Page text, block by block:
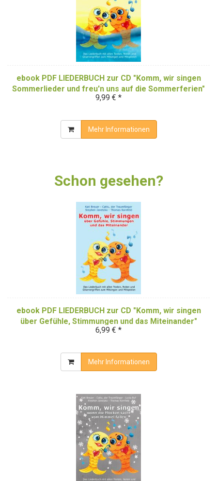
ebook PDF LIEDERBUCH zur CD "Komm, wir singen
Sommerlieder und freu'n uns auf die Sommerferien"
(Downloadalbum)
9,99 € *
Mehr Informationen
Schon gesehen?
ebook PDF LIEDERBUCH zur CD "Komm, wir singen
über Gefühle, Stimmungen und das Miteinander"
(Downloadalbum)
6,99 € *
Mehr Informationen